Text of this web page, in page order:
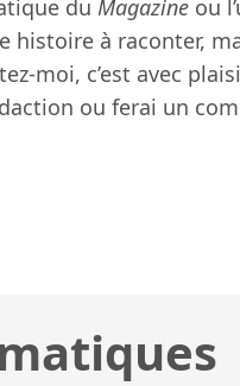
du Magazine ou
histoire à raconter,
moi, c’est avec
ou ferai un